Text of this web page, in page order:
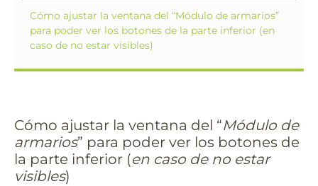
Cómo ajustar la ventana del “Módulo de armarios”
para poder ver los botones de la parte inferior (en
caso de no estar visibles)
Cómo ajustar la ventana del “Módulo de
armarios” para poder ver los botones de
la parte inferior (en caso de no estar
visibles)